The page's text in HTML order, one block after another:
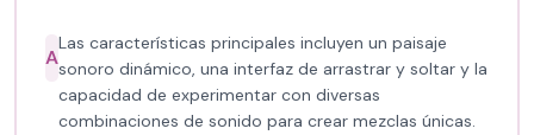
A
Las características principales incluyen un paisaje
sonoro dinámico, una interfaz de arrastrar y soltar y la
capacidad de experimentar con diversas
combinaciones de sonido para crear mezclas únicas.